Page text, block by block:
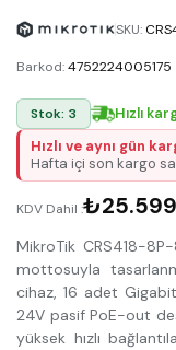
SKU:
Barkod:4752224005175
Stok: 3
Hızlı
Hızlı ve aynı gün
Hafta içi son kargo
KDV Dahil :
MikroTik CRS418-
mottosuyla
cihaz, 16 adet
24V pasif PoE-out
yüksek hızlı